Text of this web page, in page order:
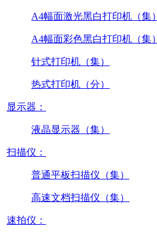
A4幅面激光黑白打印机（集）
A4幅面彩色黑白打印机（集）
针式打印机（集）
热式打印机（分）
显示器：
液晶显示器（集）
扫描仪：
普通平板扫描仪（集）
高速文档扫描仪（集）
速拍仪：